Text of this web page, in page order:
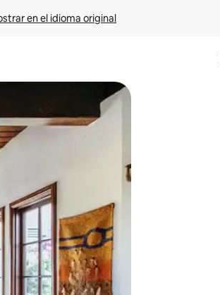
en el idioma original